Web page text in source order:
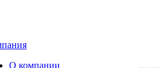
О компании